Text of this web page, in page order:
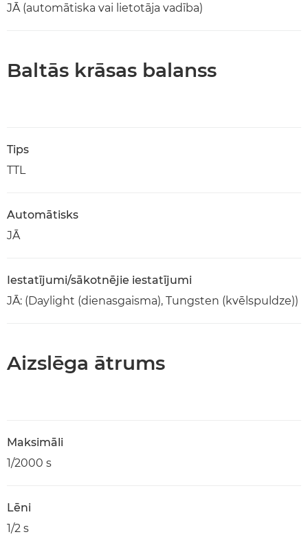
JĀ (automātiska vai lietotāja vadība)
Baltās krāsas balanss
Tips
TTL
Automātisks
JĀ
Iestatījumi/sākotnējie iestatījumi
JĀ: (Daylight (dienasgaisma), Tungsten (kvēlspuldze))
Aizslēga ātrums
Maksimāli
1/2000 s
Lēni
1/2 s